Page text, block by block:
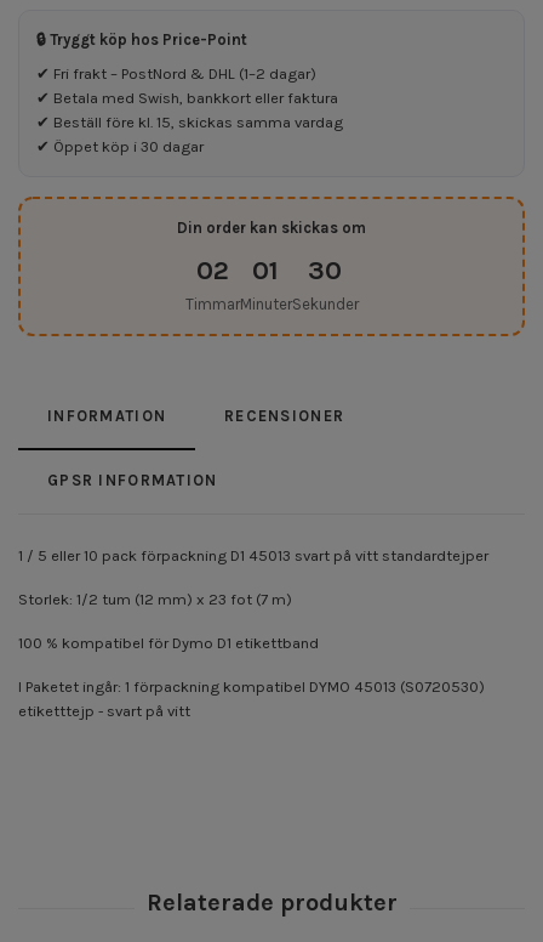
🔒 Tryggt köp hos Price-Point
✔ Fri frakt – PostNord & DHL (1–2 dagar)
✔ Betala med Swish, bankkort eller faktura
✔ Beställ före kl. 15, skickas samma vardag
✔ Öppet köp i 30 dagar
Din order kan skickas om
02
Timmar
01
Minuter
29
Sekunder
INFORMATION RECENSIONER
GPSR INFORMATION
1 / 5 eller 10 pack förpackning D1 45013 svart på vitt standardtejper
Storlek: 1/2 tum (12 mm) x 23 fot (7 m)
100 % kompatibel för Dymo D1 etikettband
I Paketet ingår: 1 förpackning kompatibel DYMO 45013 (S0720530)
etiketttejp - svart på vitt